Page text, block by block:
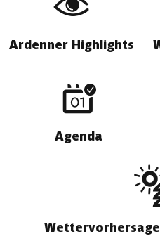
Ardenner Highlights
Agenda